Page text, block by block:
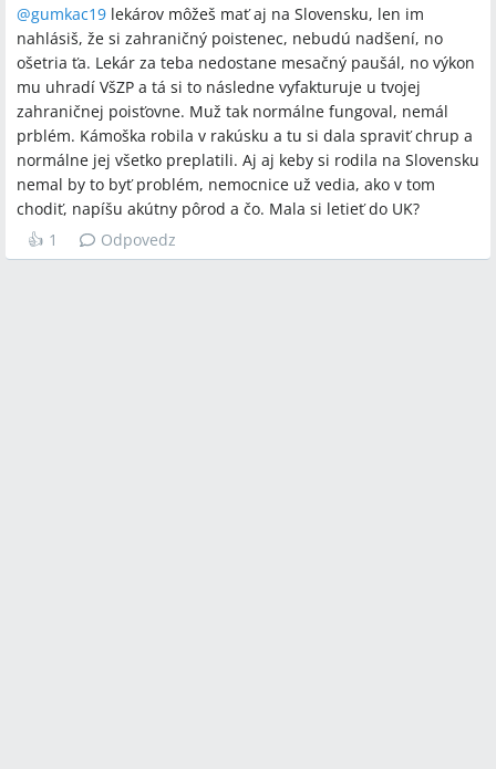
@gumkac19 lekárov môžeš mať aj na Slovensku, len im
nahlásiš, že si zahraničný poistenec, nebudú nadšení, no
ošetria ťa. Lekár za teba nedostane mesačný paušál, no výkon
mu uhradí VšZP a tá si to následne vyfakturuje u tvojej
zahraničnej poisťovne. Muž tak normálne fungoval, nemál
prblém. Kámoška robila v rakúsku a tu si dala spraviť chrup a
normálne jej všetko preplatili. Aj aj keby si rodila na Slovensku
nemal by to byť problém, nemocnice už vedia, ako v tom
chodiť, napíšu akútny pôrod a čo. Mala si letieť do UK?
👍 1 Odpovedz